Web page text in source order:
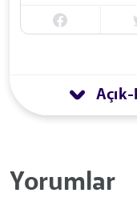
Açık-
Yorumlar